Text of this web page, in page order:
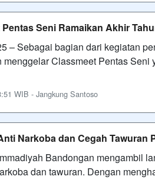
Seni Ramaikan Akhir
– Sebagai bagian dari kegiatan
menggelar Classmeet Pentas
WIB - Jangkung Santoso
Narkoba dan Cegah Tawuran
Bandongan mengambil
dan tawuran. Dengan